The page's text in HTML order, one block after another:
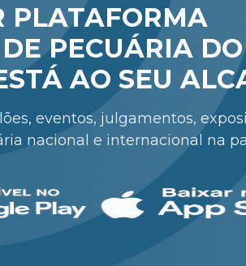
PLATAFORMA
PECUÁRIA DO
AO SEU
eventos, julgamentos,
nacional e internacional na